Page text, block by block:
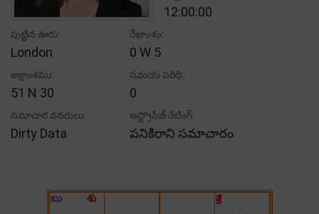
12:00:00
పుట్టిన ఊరు:
London
రేఖాంశం:
0 W 5
అక్షాంశము:
51 N 30
సమయ పరిధి:
0
సమాచార వనరులు:
Dirty Data
ఆస్ట్రోసేజ్ రేటింగ్:
పనికిరాని సమాచారం